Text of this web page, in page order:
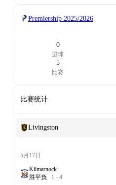
Premiership 2025/2026
0
进球
5
比赛
比赛统计
Livingston
5月17日
Kilmarnock
胜平负 1 - 4